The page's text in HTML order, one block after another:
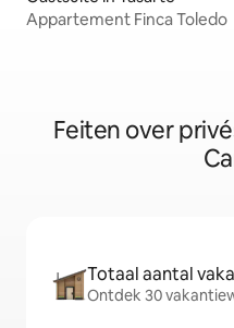
Appartement Finca Toledo
Feiten over
Totaal aantal
Ontdek 30